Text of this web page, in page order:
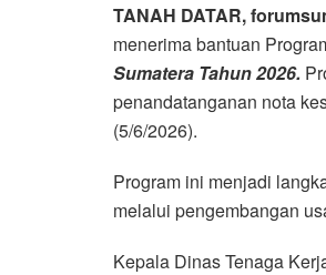
TANAH DATAR,
menerima bantuan
Sumatera Tahun 2026.
penandatanganan nota
(5/6/2026).
Program ini menjadi
melalui pengembangan
Kepala Dinas Tenaga